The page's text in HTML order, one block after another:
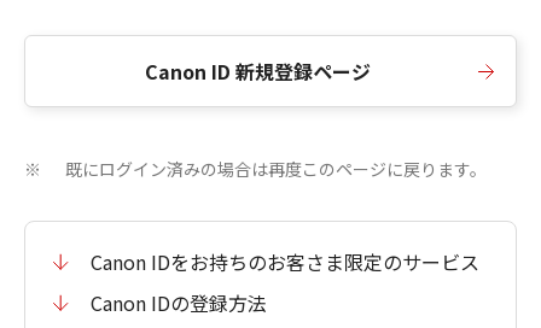
Canon ID 新規登録ページ
※ 既にログイン済みの場合は再度このページに戻ります。
Canon IDをお持ちのお客さま限定のサービス
Canon IDの登録方法